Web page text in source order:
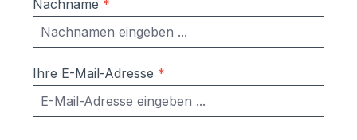
Wasser eintreten (lt. DIN EN 13724 bis
1ccm). Dies ist kein Reklamationsgrund.
Montagehinweis:Wenn möglich, die Anlage
nicht zur Wetterseite zugewandt
montieren. Dadurch schützen Sie
zusätzlich Ihre Post vor Nässe und
Nachname *
Ihre E-Mail-Adresse *